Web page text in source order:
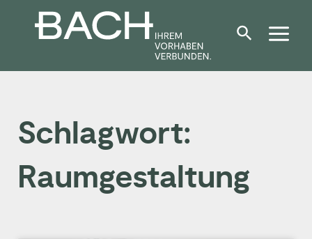
Schlagwort:
Raumgestaltung